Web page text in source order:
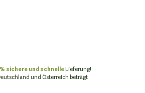
sichere und schnelleLieferung!
und Österreich beträgt